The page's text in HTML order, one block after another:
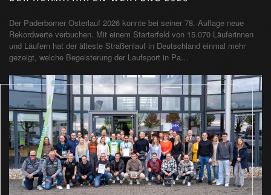
Der Paderborner Osterlauf 2026 konnte bei seiner 78. Auflage neue
Rekordwerte verbuchen. Mit einem Starterfeld von 15.070 Läuferinnen
und Läufern hat der älteste Straßenlauf in Deutschland einmal mehr
gezeigt, welche Begeisterung der Laufsport in Pa…